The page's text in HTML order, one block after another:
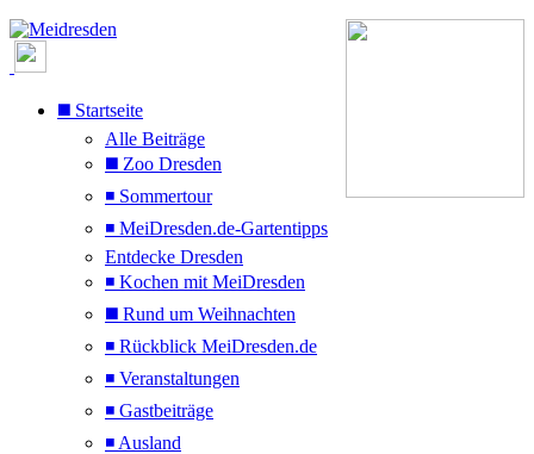
◼️ Startseite
Alle Beiträge
◼️ Zoo Dresden
◾ Sommertour
◾ MeiDresden.de-Gartentipps
Entdecke Dresden
◾ Kochen mit MeiDresden
◼️ Rund um Weihnachten
◾ Rückblick MeiDresden.de
◾ Veranstaltungen
◾ Gastbeiträge
◾ Ausland